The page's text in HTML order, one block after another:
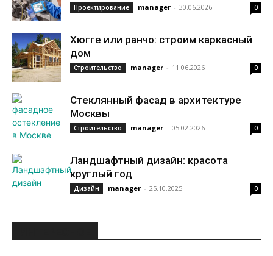
Проектирование manager - 30.06.2026 0
Хюгге или ранчо: строим каркасный
дом
Строительство manager - 11.06.2026 0
Стеклянный фасад в архитектуре
Москвы
Строительство manager - 05.02.2026 0
Ландшафтный дизайн: красота
круглый год
Дизайн manager - 25.10.2025 0